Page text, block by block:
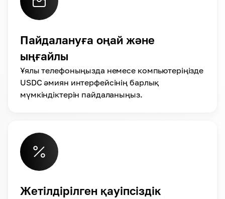
Пайдалануға оңай және
ыңғайлы
Ұялы телефоныңызда немесе компьютеріңізде
USDC әмиян интерфейсінің барлық
мүмкіндіктерін пайдаланыңыз.
Жетілдірілген қауіпсіздік